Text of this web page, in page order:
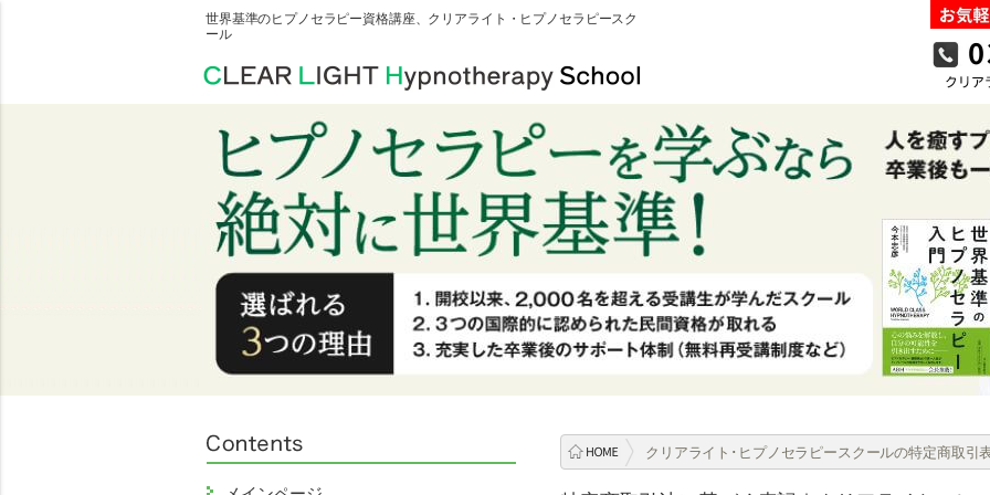
世界基準のヒプノセラピー資格講座、クリアライト・ヒプノセラピースク
ール
クリアライト ･ヒプノセラピースクールの特定商取引